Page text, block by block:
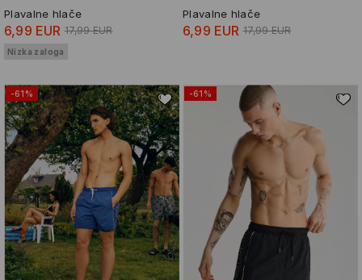
Plavalne hlače
6,99 EUR 17,99 EUR
Nizka zaloga
Plavalne hlače
6,99 EUR 17,99 EUR
-61% -61%